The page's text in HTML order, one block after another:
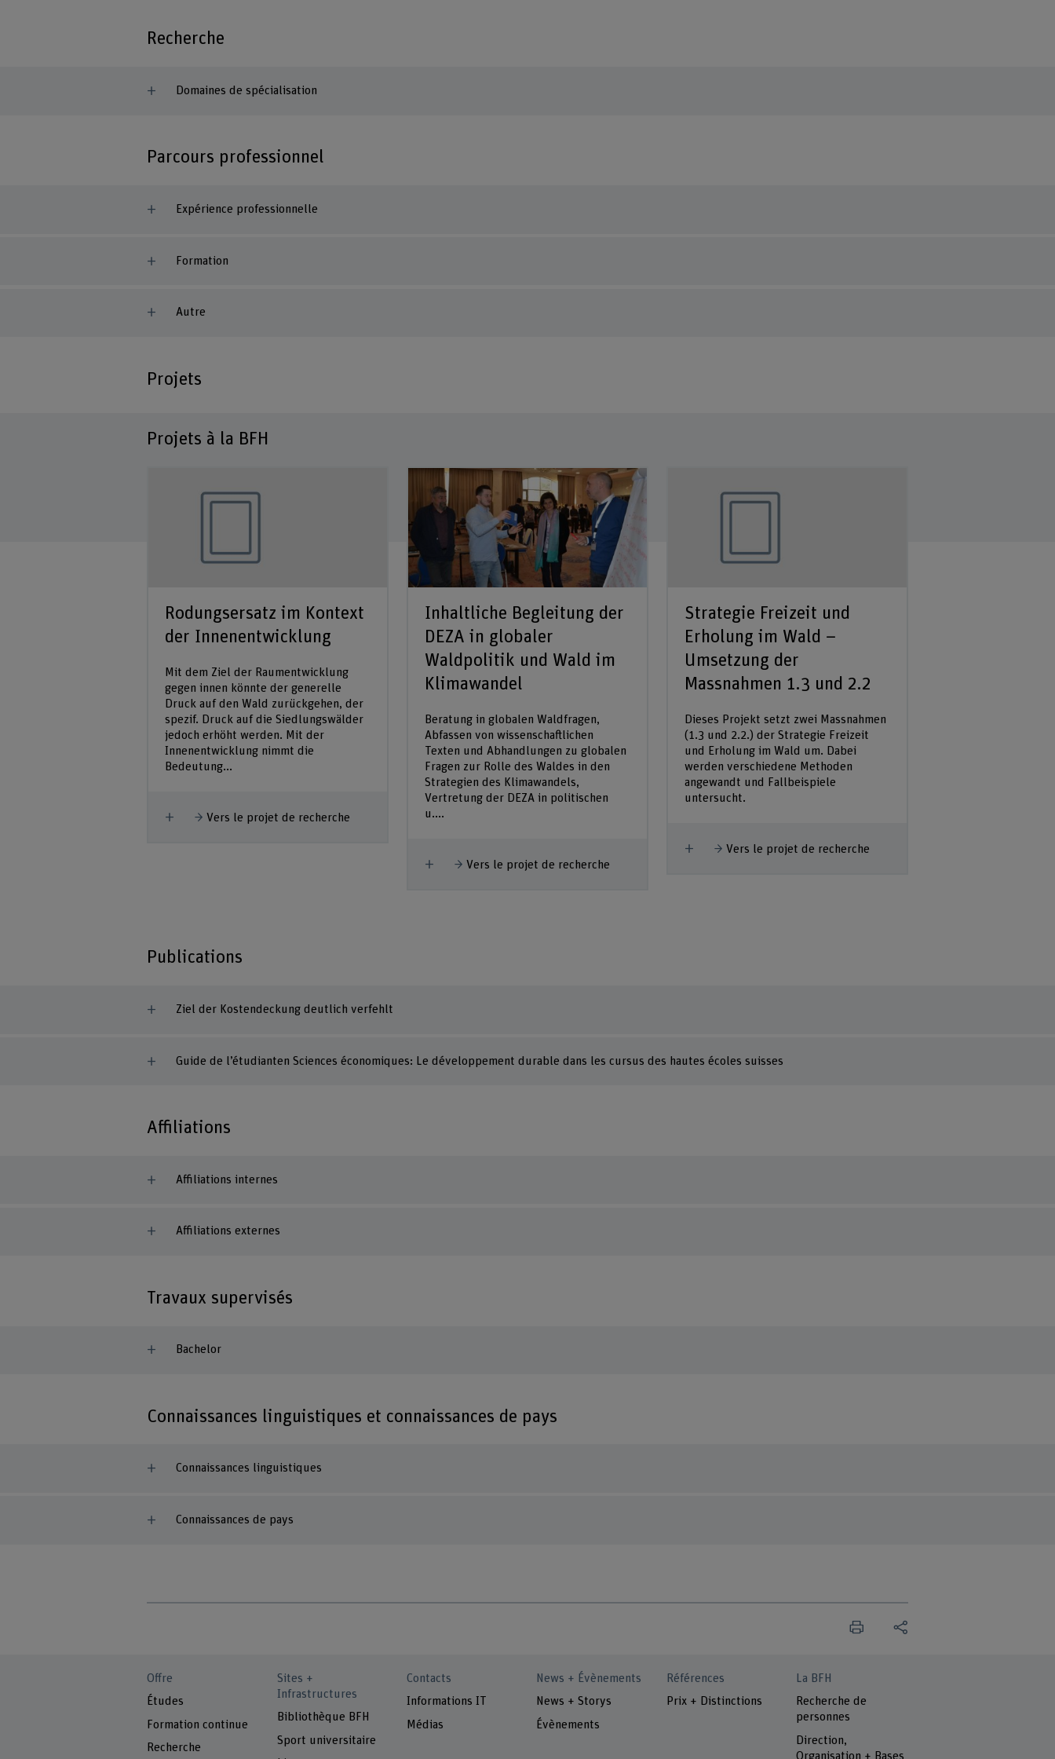
Recherche
Domaines de spécialisation
Parcours professionnel
Expérience professionnelle
Formation
Autre
Projets
Projets à la BFH
Rodungsersatz im Kontext
der Innenentwicklung
Mit dem Ziel der Raumentwicklung
gegen innen könnte der generelle
Druck auf den Wald zurückgehen, der
spezif. Druck auf die Siedlungswälder
jedoch erhöht werden. Mit der
Innenentwicklung nimmt die
Bedeutung...
Afficher plus
Vers le projet de recherche
Inhaltliche Begleitung der
DEZA in globaler
Waldpolitik und Wald im
Klimawandel
Beratung in globalen Waldfragen,
Abfassen von wissenschaftlichen
Texten und Abhandlungen zu globalen
Fragen zur Rolle des Waldes in den
Strategien des Klimawandels,
Vertretung der DEZA in politischen
u....
Afficher plus
Vers le projet de recherche
Strategie Freizeit und
Erholung im Wald –
Umsetzung der
Massnahmen 1.3 und 2.2
Dieses Projekt setzt zwei Massnahmen
(1.3 und 2.2.) der Strategie Freizeit
und Erholung im Wald um. Dabei
werden verschiedene Methoden
angewandt und Fallbeispiele
untersucht.
Afficher plus
Vers le projet de recherche
Publications
Ziel der Kostendeckung deutlich verfehlt
Guide de l’étudianten Sciences économiques: Le développement durable dans les cursus des hautes écoles suisses
Affiliations
Affiliations internes
Affiliations externes
Travaux supervisés
Bachelor
Connaissances linguistiques et connaissances de pays
Connaissances linguistiques
Connaissances de pays
Offre
Études
Formation continue
Recherche
Sites +
Infrastructures
Bibliothèque BFH
Sport universitaire
Contacts
Informations IT
Médias
News + Évènements
News + Storys
Évènements
Références
Prix + Distinctions
La BFH
Recherche de
personnes
Direction,
Organisation + Bases